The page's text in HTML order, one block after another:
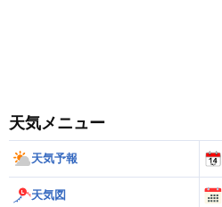
天気メニュー
天気予報
天気図